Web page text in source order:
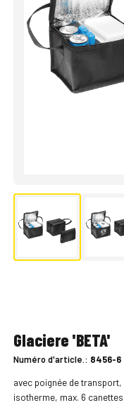
Glaciere 'BETA'
Numéro d'article.: 8456-6
avec poignée de
isotherme, max. 6